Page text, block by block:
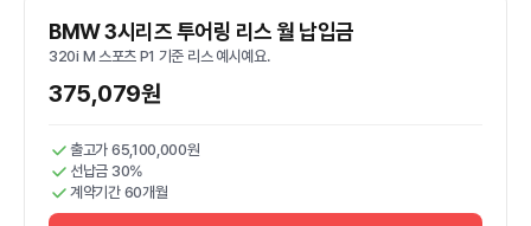
BMW 3시리즈 투어링 리스 월 납입금
320i M 스포츠 P1 기준 리스 예시예요.
375,079원
출고가 65,100,000원
선납금 30%
계약기간 60개월